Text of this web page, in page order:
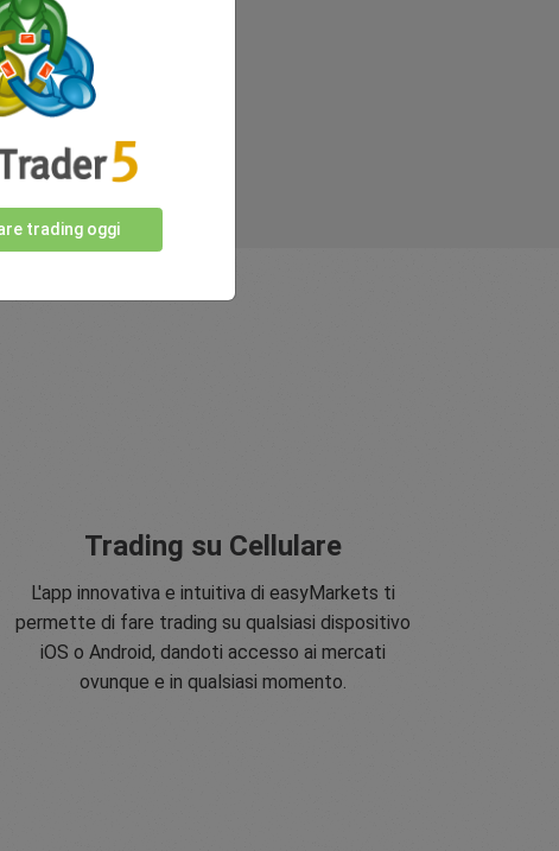
Trading su Cellulare
L'app innovativa e intuitiva di easyMarkets ti
permette di fare trading su qualsiasi dispositivo
iOS o Android, dandoti accesso ai mercati
ovunque e in qualsiasi momento.
trading oggi